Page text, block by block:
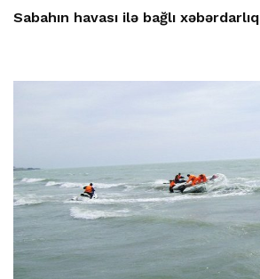
Sabahın havası ilə bağlı xəbərdarlıq